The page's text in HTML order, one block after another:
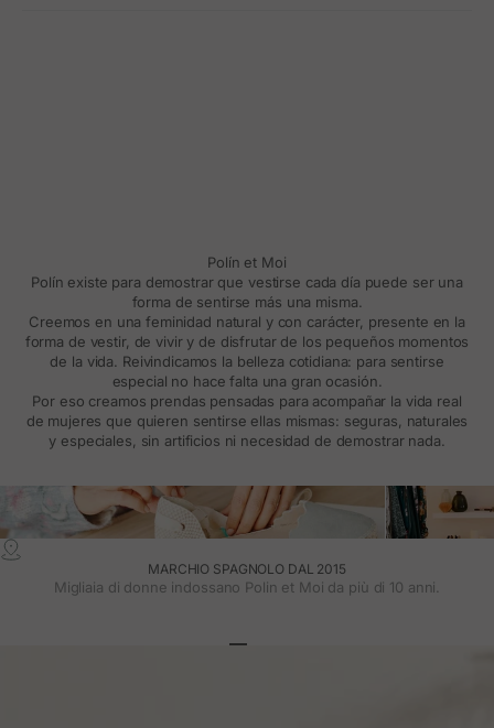
Polín et Moi
Polín existe para demostrar que vestirse cada día puede ser una
forma de sentirse más una misma.
Creemos en una feminidad natural y con carácter, presente en la
forma de vestir, de vivir y de disfrutar de los pequeños momentos
de la vida. Reivindicamos la belleza cotidiana: para sentirse
especial no hace falta una gran ocasión.
Por eso creamos prendas pensadas para acompañar la vida real
de mujeres que quieren sentirse ellas mismas: seguras, naturales
y especiales, sin artificios ni necesidad de demostrar nada.
MARCHIO SPAGNOLO DAL 2015
Migliaia di donne indossano Polin et Moi da più di 10 anni.